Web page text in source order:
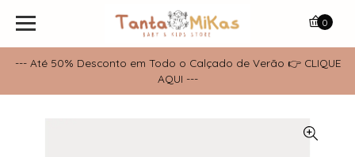
--- Até 50% Desconto em Todo o Calçado de Verão 👉 CLIQUE
AQUI ---
0